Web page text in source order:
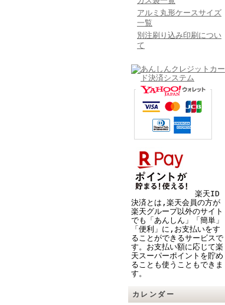
アルミ丸形ケースサイズ
一覧
別注刷り込み印刷につい
て
楽天ID
決済とは,楽天会員の方が
楽天グループ以外のサイト
でも「あんしん」「簡単」
「便利」に,お支払いをす
ることができるサービスで
す。お支払い額に応じて楽
天スーパーポイントを貯め
ることも使うこともできま
す。
カレンダー